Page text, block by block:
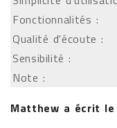
Fonctionnalités :
Qualité d'écoute :
Sensibilité :
Note :
Matthew a écrit le